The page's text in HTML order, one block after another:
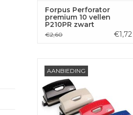
Forpus Perforator
premium 10 vellen
P210PR zwart
€2,60 €1,72
AANBIEDINGrood
TOEVOEGEN AAN
WINKELWAGEN